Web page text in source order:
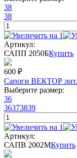
38
38
Артикул:
САПП 2050БКупить
600 ₽
Сапоги ВЕКТОР
Выберите размер:
36
36373839
Артикул:
САПВ 2002МКупить